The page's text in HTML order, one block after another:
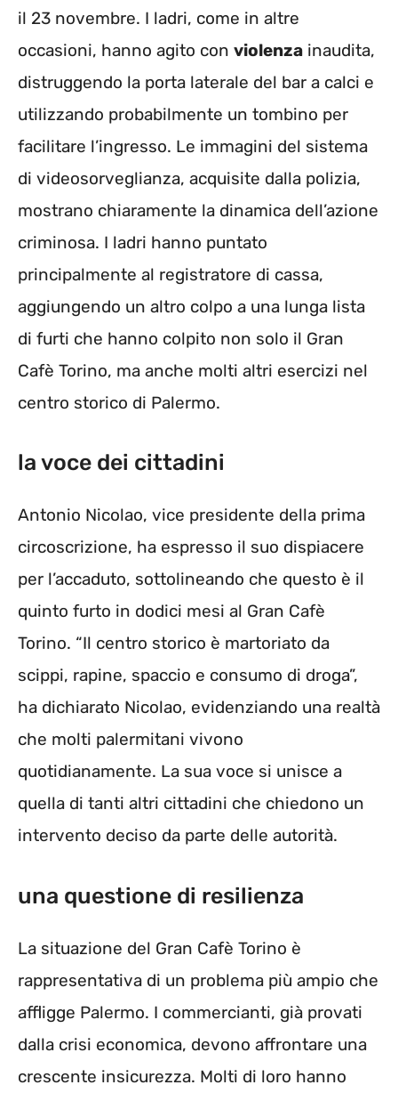
il 23 novembre. I ladri, come in altre
occasioni, hanno agito con violenza inaudita,
distruggendo la porta laterale del bar a calci e
utilizzando probabilmente un tombino per
facilitare l’ingresso. Le immagini del sistema
di videosorveglianza, acquisite dalla polizia,
mostrano chiaramente la dinamica dell’azione
criminosa. I ladri hanno puntato
principalmente al registratore di cassa,
aggiungendo un altro colpo a una lunga lista
di furti che hanno colpito non solo il Gran
Cafè Torino, ma anche molti altri esercizi nel
centro storico di Palermo.
la voce dei cittadini
Antonio Nicolao, vice presidente della prima
circoscrizione, ha espresso il suo dispiacere
per l’accaduto, sottolineando che questo è il
quinto furto in dodici mesi al Gran Cafè
Torino. “Il centro storico è martoriato da
scippi, rapine, spaccio e consumo di droga”,
ha dichiarato Nicolao, evidenziando una realtà
che molti palermitani vivono
quotidianamente. La sua voce si unisce a
quella di tanti altri cittadini che chiedono un
intervento deciso da parte delle autorità.
una questione di resilienza
La situazione del Gran Cafè Torino è
rappresentativa di un problema più ampio che
affligge Palermo. I commercianti, già provati
dalla crisi economica, devono affrontare una
crescente insicurezza. Molti di loro hanno